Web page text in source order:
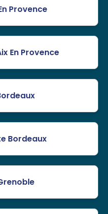
Provence
En Provence
Bordeaux